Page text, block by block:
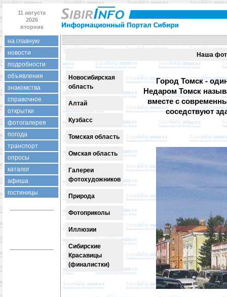
11 августа
2026
вторник
на главную
новости
подробности
объявления
знакомства
справочное
открытки
фотогалерея
погода
транспорт
опросы
каталог
афиша
гостиницы
Наша
Новосибирская
область
Алтай
Кузбасс
Томская область
Омская область
Галереи
фотохудожников
Природа
Фотоприколы
Иллюзии
Сибирские
Красавицы
(финалистки)
Город Томск -
Недаром Томск
вместе с
соседствуют